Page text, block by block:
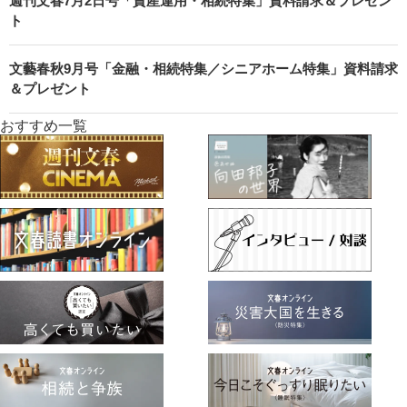
ト
文藝春秋9月号「金融・相続特集／シニアホーム特集」資料請求
＆プレゼント
おすすめ一覧